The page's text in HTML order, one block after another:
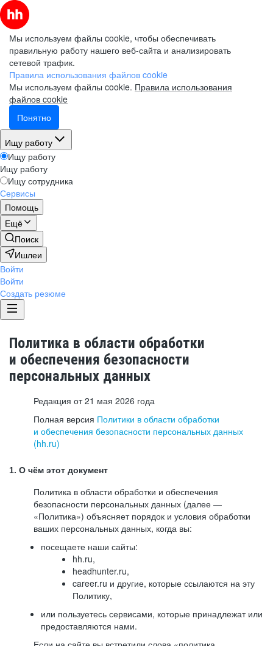
Мы используем файлы cookie, чтобы обеспечивать
правильную работу нашего веб-сайта и анализировать
сетевой трафик.
Правила использования файлов cookie
Мы используем файлы cookie. Правила использования
файлов cookie
Понятно
Ищу работу
Ищу работу
Ищу работу
Ищу сотрудника
Сервисы
Помощь
Ещё
Поиск
Ишлеи
Войти
Войти
Создать резюме
Политика в области обработки
и обеспечения безопасности
персональных данных
Редакция от 21 мая 2026 года
Полная версия Политики в области обработки
и обеспечения безопасности персональных данных
(hh.ru)
1. О чём этот документ
Политика в области обработки и обеспечения
безопасности персональных данных (далее —
«Политика») объясняет порядок и условия обработки
ваших персональных данных, когда вы:
посещаете наши сайты:
hh.ru,
headhunter.ru,
career.ru и другие, которые ссылаются на эту
Политику,
или пользуетесь сервисами, которые принадлежат или
предоставляются нами.